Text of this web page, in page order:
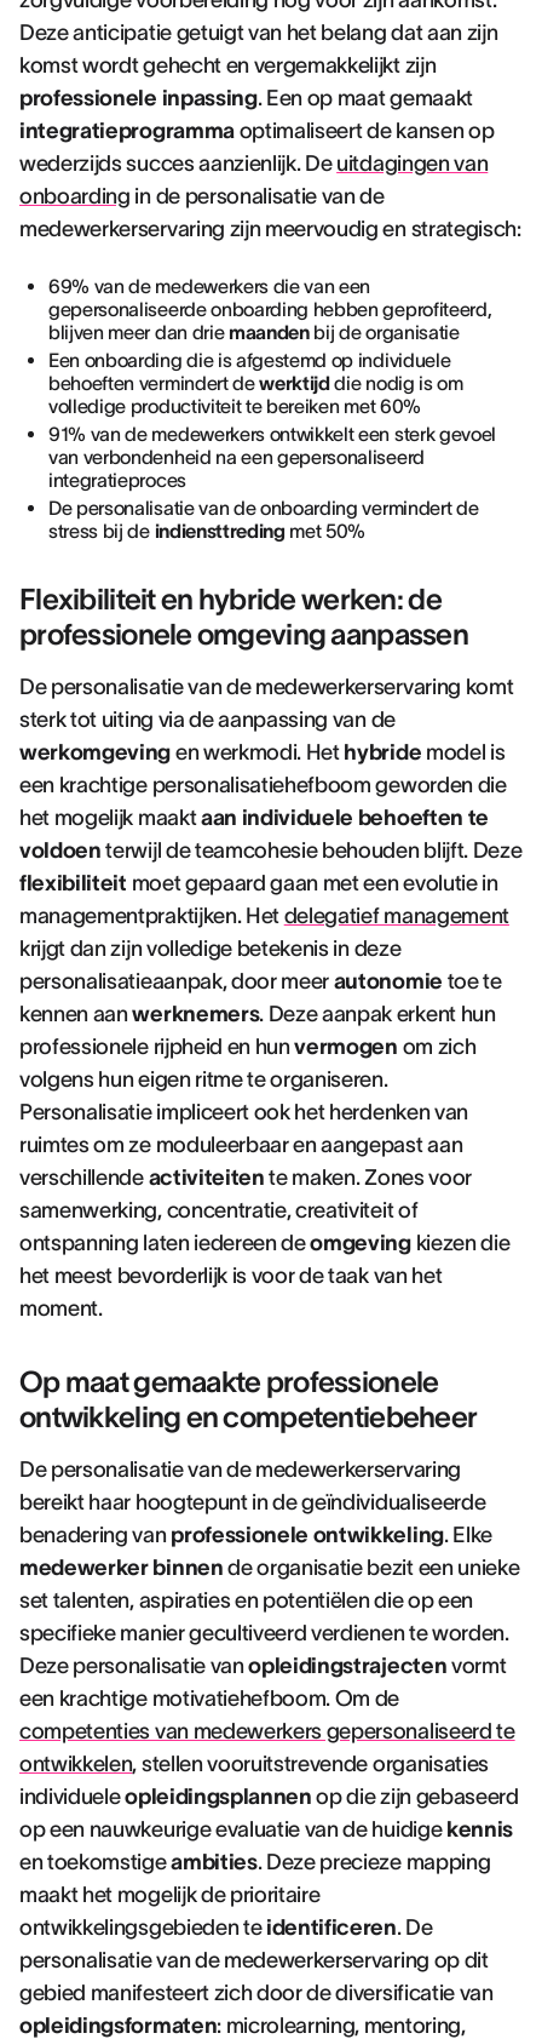
Deze anticipatie getuigt van het belang dat aan zijn
komst wordt gehecht en vergemakkelijkt zijn
professionele inpassing. Een op maat gemaakt
integratieprogrammaoptimaliseert de kansen op
wederzijds succes aanzienlijk. De uitdagingen van
onboarding in de personalisatie van de
medewerkerservaring zijn meervoudig en strategisch:
69% van de medewerkers die van een
gepersonaliseerde onboarding hebben geprofiteerd,
blijven meer dan drie maandenbij de organisatie
Een onboarding die is afgestemd op individuele
behoeften vermindert dewerktijddie nodig is om
volledige productiviteit te bereiken met 60%
91% van de medewerkers ontwikkelt een sterk gevoel
van verbondenheid na een gepersonaliseerd
integratieproces
De personalisatie van de onboarding vermindert de
stress bij de indiensttreding met 50%
Flexibiliteit en hybride werken: de
professionele omgeving aanpassen
De personalisatie van de medewerkerservaring komt
sterk tot uiting via de aanpassing van de
werkomgeving en werkmodi. Het hybride model is
een krachtige personalisatiehefboom geworden die
het mogelijk maaktaan individuele behoeften te
voldoen terwijl de teamcohesie behouden blijft. Deze
flexibiliteit moet gepaard gaan met een evolutie in
managementpraktijken. Het delegatief management
krijgt dan zijn volledige betekenis in deze
personalisatieaanpak, door meer autonomie toe te
kennen aanwerknemers. Deze aanpak erkent hun
professionele rijpheid en hunvermogen om zich
volgens hun eigen ritme te organiseren.
Personalisatie impliceert ook het herdenken van
ruimtes om ze moduleerbaar en aangepast aan
verschillende activiteiten te maken. Zones voor
samenwerking, concentratie, creativiteit of
ontspanning laten iedereen deomgevingkiezen die
het meest bevorderlijk is voor de taak van het
moment.
Op maat gemaakte professionele
ontwikkeling en competentiebeheer
De personalisatie van de medewerkerservaring
bereikt haar hoogtepunt in de geïndividualiseerde
benadering van professionele ontwikkeling. Elke
medewerker binnen de organisatie bezit een unieke
set talenten, aspiraties en potentiëlen die op een
specifieke manier gecultiveerd verdienen te worden.
Deze personalisatie vanopleidingstrajecten vormt
een krachtige motivatiehefboom. Om de
competenties van medewerkers gepersonaliseerd te
ontwikkelen, stellen vooruitstrevende organisaties
individueleopleidingsplannen op die zijn gebaseerd
op een nauwkeurige evaluatie van de huidige kennis
en toekomstigeambities. Deze precieze mapping
maakt het mogelijk de prioritaire
ontwikkelingsgebieden te identificeren. De
personalisatie van de medewerkerservaring op dit
gebied manifesteert zich door de diversificatie van
opleidingsformaten: microlearning, mentoring,